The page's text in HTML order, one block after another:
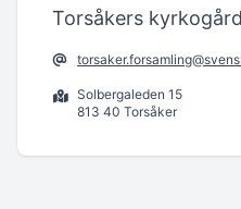
Torsåkers kyrkogård
Solbergaleden 15
813 40 Torsåker